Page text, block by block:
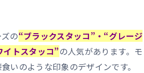
の“ブラックスタッコ”・“グレージ
イトスタッコ”の人気があります。モ
いのような印象のデザインです。